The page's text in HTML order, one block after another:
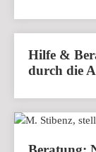
Hilfe &
durch die